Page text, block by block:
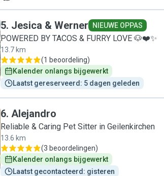
Wij zijn erg blij met Gina als oppas en Paco ook! 🐶🦴"
5. Jesica & Werner NIEUWE OPPAS
POWERED BY TACOS & FURRY LOVE 🐶❤️✨
13.7 km
(1 beoordeling)
Kalender onlangs bijgewerkt
Laatst gereserveerd: 5 dagen geleden
6. Alejandro
Reliable & Caring Pet Sitter in Geilenkirchen
13.6 km
(3 beoordelingen)
Kalender onlangs bijgewerkt
Laatst gecontacteerd: gisteren